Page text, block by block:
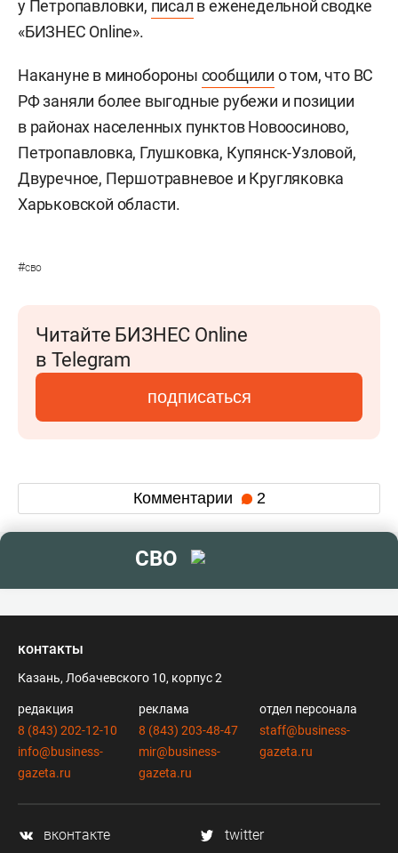
у Петропавловки, писал в еженедельной сводке
«БИЗНЕС Online».
Накануне в минобороны сообщили о том, что ВС
РФ заняли более выгодные рубежи и позиции
в районах населенных пунктов Новоосиново,
Петропавловка, Глушковка, Купянск-Узловой,
Двуречное, Першотравневое и Кругляковка
Харьковской области.
#сво
Читайте БИЗНЕС Online
в Telegram
подписаться
Комментарии 2
СВО
контакты
Казань, Лобачевского 10, корпус 2
редакция
8 (843) 202-12-10
info@business-
gazeta.ru
реклама
8 (843) 203-48-47
mir@business-
gazeta.ru
отдел персонала
staff@business-
gazeta.ru
вконтакте
twitter